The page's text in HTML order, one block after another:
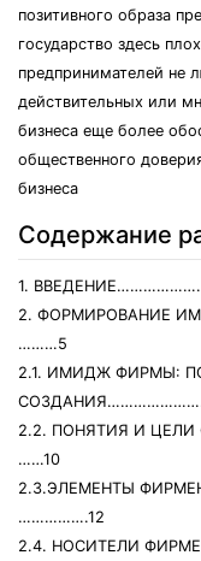
позитивного образа
государство здесь
предпринимателей не
действительных или
бизнеса еще более
общественного
бизнеса
Содержание
1.
2. ФОРМИРОВАНИЕ
………5
2.1. ИМИДЖ ФИРМЫ:
2.2. ПОНЯТИЯ И
……10
2.3.ЭЛЕМЕНТЫ
…………….12
2.4. НОСИТЕЛИ